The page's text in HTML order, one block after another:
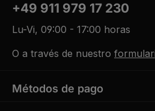
+49 911 979 17 230
Lu-Vi, 09:00 - 17:00 horas
O a través de nuestro
Métodos de pago